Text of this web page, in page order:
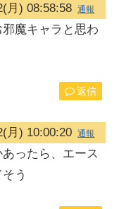
月) 08:58:58 通報
魔キャラと思わ
返信
月) 10:00:20 通報
ったら、エース
う